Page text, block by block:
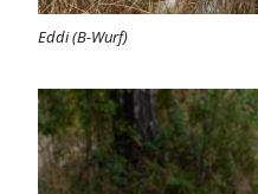
Eddi (B-Wurf)